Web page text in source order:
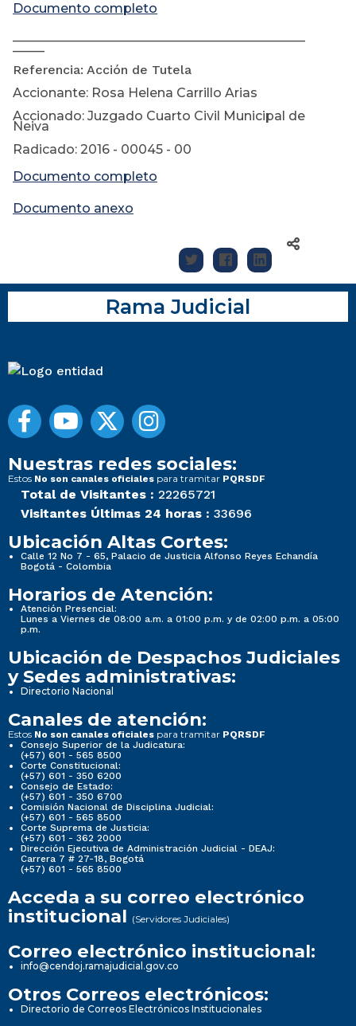
Documento completo
_____
Referencia: Acción de Tutela
Accionante: Rosa Helena Carrillo Arias
Accionado: Juzgado Cuarto Civil Municipal de
Neiva
Radicado: 2016 - 00045 - 00
Documento completo
Documento anexo
Rama Judicial
Nuestras redes sociales:
Estos No son canales oficiales para tramitar PQRSDF
Total de Visitantes : 22265721
Visitantes Últimas 24 horas : 33696
Ubicación Altas Cortes:
Calle 12 No 7 - 65, Palacio de Justicia Alfonso Reyes Echandía
Bogotá - Colombia
Horarios de Atención:
Atención Presencial:
Lunes a Viernes de 08:00 a.m. a 01:00 p.m. y de 02:00 p.m. a 05:00
p.m.
Ubicación de Despachos Judiciales
y Sedes administrativas:
Directorio Nacional
Canales de atención:
Estos No son canales oficiales para tramitar PQRSDF
Consejo Superior de la Judicatura:
(+57) 601 - 565 8500
Corte Constitucional:
(+57) 601 - 350 6200
Consejo de Estado:
(+57) 601 - 350 6700
Comisión Nacional de Disciplina Judicial:
(+57) 601 - 565 8500
Corte Suprema de Justicia:
(+57) 601 - 362 2000
Dirección Ejecutiva de Administración Judicial - DEAJ:
Carrera 7 # 27-18, Bogotá
(+57) 601 - 565 8500
Acceda a su correo electrónico
institucional (Servidores Judiciales)
Correo electrónico institucional:
info@cendoj.ramajudicial.gov.co
Otros Correos electrónicos:
Directorio de Correos Electrónicos Institucionales